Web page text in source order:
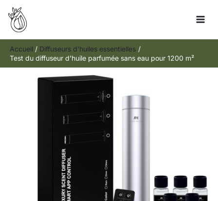
Aller
contenu
Accueil
Diffuseurs d'huiles essentielles
Test du diffuseur d’huile parfumée sans eau pour 1200 m²
Rechercher